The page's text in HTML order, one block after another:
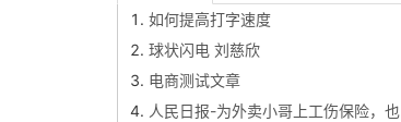
如何提高打字速度
球状闪电 刘慈欣
电商测试文章
人民日报-为外卖小哥上工伤保险，也